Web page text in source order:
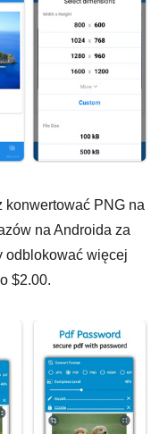
konwertować PNG na
na Androida za
odblokować więcej
$2.00.